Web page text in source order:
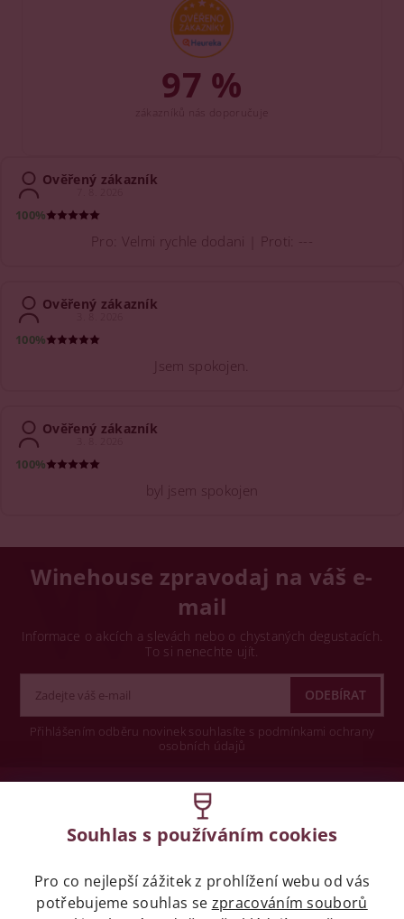
97 %
Ověřený zákazník
100%
Pro: Velmi rychle dodani | Proti: ---
Ověřený zákazník
100%
Jsem spokojen.
Ověřený zákazník
100%
byl jsem spokojen
Winehouse zpravodaj na váš e-
mail
Informace o akcích a slevách nebo o chystaných degustacích.
To si nenechte ujít.
Přihlášením odběru novinek souhlasíte s podmínkami ochrany
osobních údajů
Legislativa
Zákaz prodeje alkoholických nápojů osobám
mladších 18 let.
Souhlas s používáním cookies
Pro co nejlepší zážitek z prohlížení webu od vás
potřebujeme souhlas se zpracováním souborů